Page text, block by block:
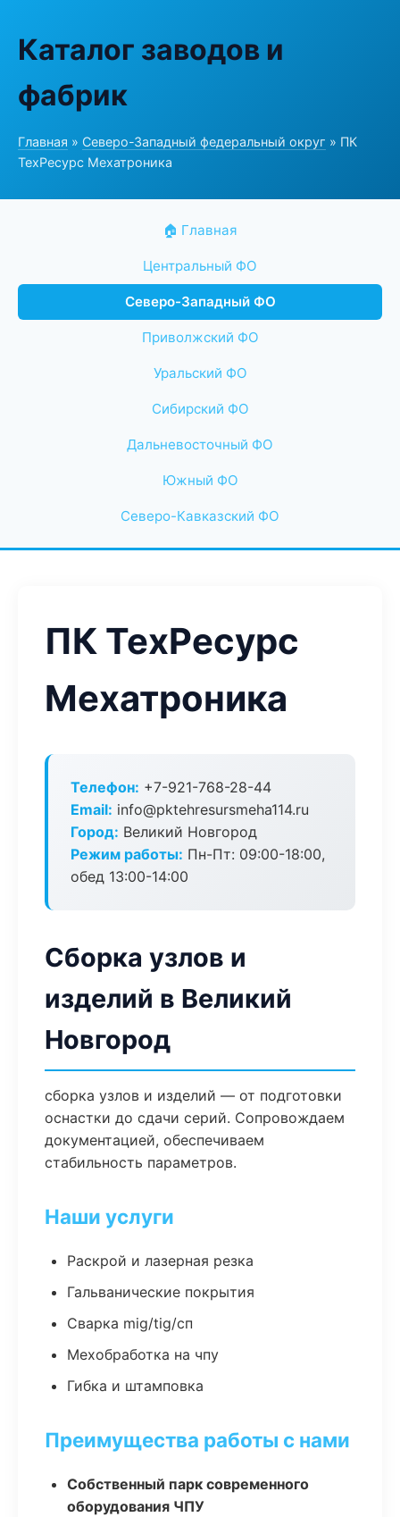
Каталог заводов и
фабрик
Главная » Северо-Западный федеральный округ » ПК
ТехРесурс Мехатроника
🏠 Главная
Центральный ФО
Северо-Западный ФО
Приволжский ФО
Уральский ФО
Сибирский ФО
Дальневосточный ФО
Южный ФО
Северо-Кавказский ФО
ПК ТехРесурс
Мехатроника
Телефон: +7-921-768-28-44
Email: info@pktehresursmeha114.ru
Город: Великий Новгород
Режим работы: Пн-Пт: 09:00-18:00,
обед 13:00-14:00
Сборка узлов и
изделий в Великий
Новгород
сборка узлов и изделий — от подготовки
оснастки до сдачи серий. Сопровождаем
документацией, обеспечиваем
стабильность параметров.
Наши услуги
Раскрой и лазерная резка
Гальванические покрытия
Сварка mig/tig/сп
Мехобработка на чпу
Гибка и штамповка
Преимущества работы с нами
Собственный парк современного
оборудования ЧПУ